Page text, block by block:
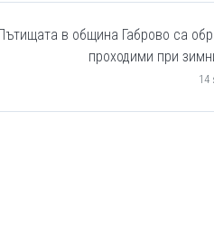
в община Габрово са
проходими при
14